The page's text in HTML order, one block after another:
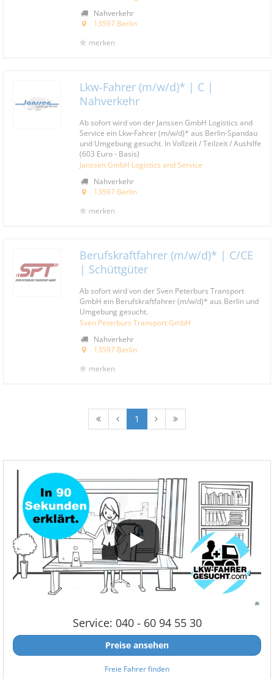
Nahverkehr
13597 Berlin
merken
Lkw-Fahrer (m/w/d)* | C |
Nahverkehr
Ab sofort wird von der Janssen GmbH Logistics and
Service ein Lkw-Fahrer (m/w/d)* aus Berlin-Spandau
und Umgebung gesucht. In Vollzeit / Teilzeit / Aushilfe
(603 Euro - Basis)
Janssen GmbH Logistics and Service
Nahverkehr
13597 Berlin
merken
Berufskraftfahrer (m/w/d)* | C/CE
| Schüttgüter
Ab sofort wird von der Sven Peterburs Transport
GmbH ein Berufskraftfahrer (m/w/d)* aus Berlin und
Umgebung gesucht.
Sven Peterburs Transport GmbH
Nahverkehr
13597 Berlin
merken
1
Service: 040 - 60 94 55 30
Preise ansehen
Freie Fahrer finden